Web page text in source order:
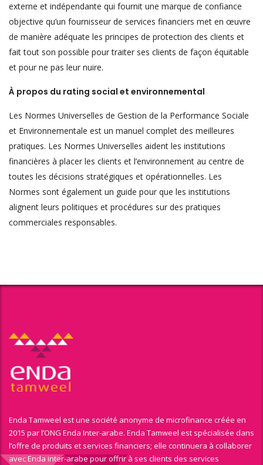
externe et indépendante qui fournit une marque de confiance
objective qu’un fournisseur de services financiers met en œuvre
de manière adéquate les principes de protection des clients et
fait tout son possible pour traiter ses clients de façon équitable
et pour ne pas leur nuire.
À propos du rating social et environnemental
Les Normes Universelles de Gestion de la Performance Sociale
et Environnementale est un manuel complet des meilleures
pratiques. Les Normes Universelles aident les institutions
financières à placer les clients et l’environnement au centre de
toutes les décisions stratégiques et opérationnelles. Les
Normes sont également un guide pour que les institutions
alignent leurs politiques et procédures sur des pratiques
commerciales responsables.
Enda Tamweel est une société anonyme de microfinance créée en
2015 par l’ONG Enda Inter-arabe. Enda Tamweel est spécialisée dans
l’offre de produits et services financiers; elle continuera à collaborer
avec Enda inter-arabe pour offrir à ses clients des services